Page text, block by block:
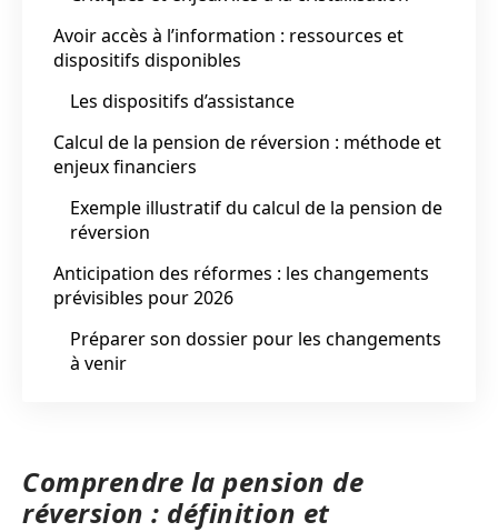
Avoir accès à l’information : ressources et
dispositifs disponibles
Les dispositifs d’assistance
Calcul de la pension de réversion : méthode et
enjeux financiers
Exemple illustratif du calcul de la pension de
réversion
Anticipation des réformes : les changements
prévisibles pour 2026
Préparer son dossier pour les changements
à venir
Comprendre la pension de
réversion : définition et